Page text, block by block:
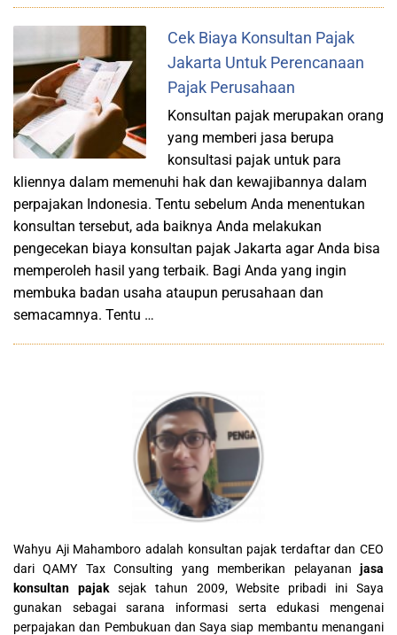
Cek Biaya Konsultan Pajak
Jakarta Untuk Perencanaan
Pajak Perusahaan
Konsultan pajak merupakan orang
yang memberi jasa berupa
konsultasi pajak untuk para
kliennya dalam memenuhi hak dan kewajibannya dalam
perpajakan Indonesia. Tentu sebelum Anda menentukan
konsultan tersebut, ada baiknya Anda melakukan
pengecekan biaya konsultan pajak Jakarta agar Anda bisa
memperoleh hasil yang terbaik. Bagi Anda yang ingin
membuka badan usaha ataupun perusahaan dan
semacamnya. Tentu …
Wahyu Aji Mahamboro adalah konsultan pajak terdaftar dan CEO
dari QAMY Tax Consulting yang memberikan pelayanan jasa
konsultan pajaksejak tahun 2009, Website pribadi ini Saya
gunakan sebagai sarana informasi serta edukasi mengenai
perpajakan dan Pembukuan dan Saya siap membantu menangani